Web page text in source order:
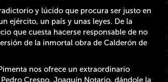
y lúcido que procura ser justo en
ejército, un país y unas leyes. De la
que cuesta hacerse responsable de no
de la inmortal obra de Calderón de
nos ofrece un extraordinario
Crespo, Joaquín Notario, dándole la